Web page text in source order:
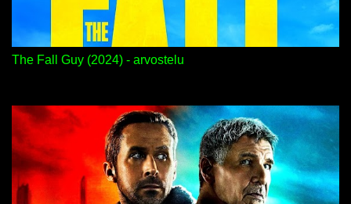
The Fall Guy (2024) - arvostelu